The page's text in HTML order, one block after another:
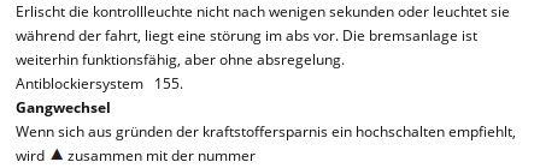
Erlischt die kontrollleuchte nicht nach wenigen sekunden oder leuchtet sie
während der fahrt, liegt eine störung im abs vor. Die bremsanlage ist
weiterhin funktionsfähig, aber ohne absregelung.
Antiblockiersystem 155.
Gangwechsel
Wenn sich aus gründen der kraftstoffersparnis ein hochschalten empfiehlt,
wird
zusammen mit der nummer